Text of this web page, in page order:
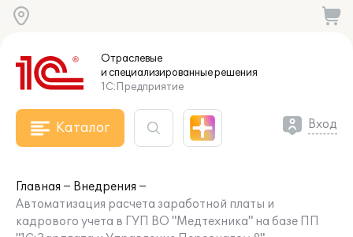
Отраслевые
и специализированныерешения
1С:Предприятие
Каталог Вход
Главная
Внедрения
Автоматизация расчета заработной платы и
кадрового учета в ГУП ВО "Медтехника" на базе ПП